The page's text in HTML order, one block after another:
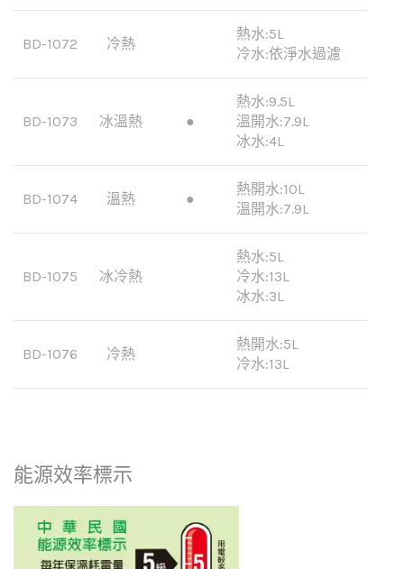
BD-1072 冷熱
熱水:5L
冷水:依淨水過濾
BD-1073 冰溫熱 ●
熱水:9.5L
溫開水:7.9L
冰水:4L
BD-1074 溫熱 ●
熱開水:10L
溫開水:7.9L
BD-1075 冰冷熱
熱水:5L
冷水:13L
冰水:3L
BD-1076 冷熱
熱開水:5L
冷水:13L
能源效率標示